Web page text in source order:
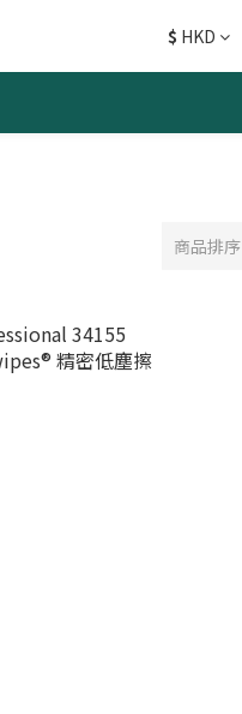
$ HKD
商品排序